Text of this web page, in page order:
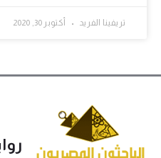
تريفينا الفريد أكتوبر 30, 2020